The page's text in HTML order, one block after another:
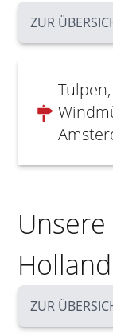
ZUR
Holland
ZUR